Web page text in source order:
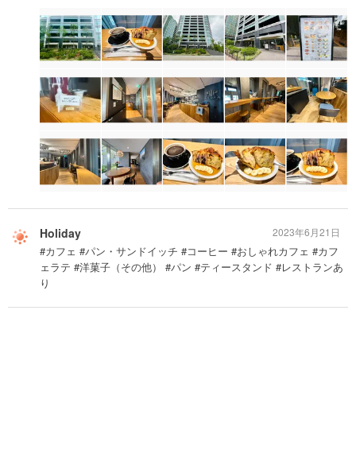
Holiday
#カフェ #パン・サンドイッチ #コーヒー #おしゃれカフェ #カフ
ェラテ #洋菓子（その他） #パン #ティースタンド #レストランあ
り
2023年6月21日